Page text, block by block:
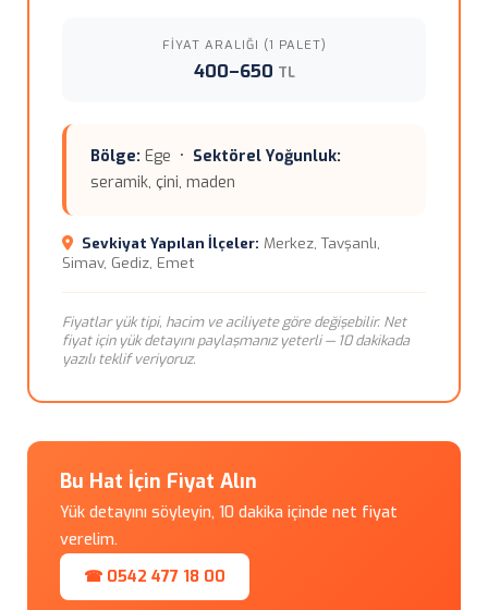
FIYAT ARALIĞI (1 PALET)
400–650 TL
Bölge: Ege • Sektörel Yoğunluk:
seramik, çini, maden
Sevkiyat Yapılan İlçeler: Merkez, Tavşanlı,
Simav, Gediz, Emet
Fiyatlar yük tipi, hacim ve aciliyete göre değişebilir. Net
fiyat için yük detayını paylaşmanız yeterli — 10 dakikada
yazılı teklif veriyoruz.
Bu Hat İçin Fiyat Alın
Yük detayını söyleyin, 10 dakika içinde net fiyat
verelim.
☎ 0542 477 18 00